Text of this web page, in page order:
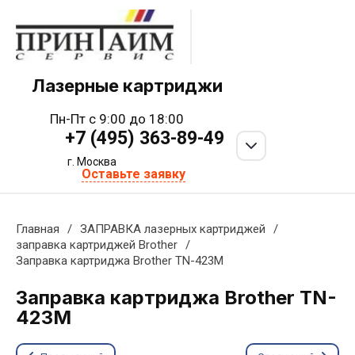
Лазерные картриджи
Пн-Пт с 9:00 до 18:00
+7 (495) 363-89-49
г. Москва
Оставьте заявку
Главная / ЗАПРАВКА лазерных картриджей
/
заправка картриджей Brother /
Заправка картриджа Brother TN-423M
Заправка картриджа Brother TN-
423M